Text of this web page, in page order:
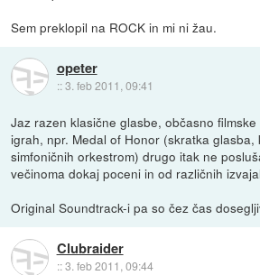
Sem preklopil na ROCK in mi ni žau.
opeter
::3. feb 2011, 09:41
Jaz razen klasične glasbe, občasno
igrah, npr. Medal of Honor (skratka glasba,
simfoničnih orkestrom) drugo itak ne
večinoma dokaj poceni in od različnih
Original Soundtrack-i pa so čez čas
Clubraider
::3. feb 2011, 09:44